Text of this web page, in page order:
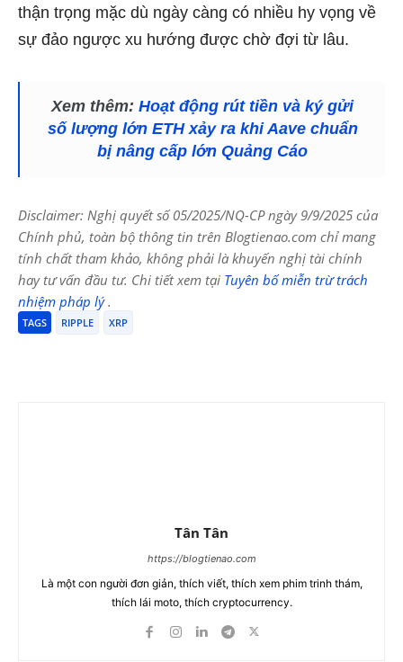
thận trọng mặc dù ngày càng có nhiều hy vọng về
sự đảo ngược xu hướng được chờ đợi từ lâu.
Xem thêm: Hoạt động rút tiền và ký gửi
số lượng lớn ETH xảy ra khi Aave chuẩn
bị nâng cấp lớn Quảng Cáo
Disclaimer: Nghị quyết số 05/2025/NQ-CP ngày 9/9/2025 của
Chính phủ, toàn bộ thông tin trên Blogtienao.com chỉ mang
tính chất tham khảo, không phải là khuyến nghị tài chính
hay tư vấn đầu tư. Chi tiết xem tại Tuyên bố miễn trừ trách
nhiệm pháp lý.
TAGS RIPPLE XRP
Tân Tân
https://blogtienao.com
Là một con người đơn giản, thích viết, thích xem phim trinh thám,
thích lái moto, thích cryptocurrency.